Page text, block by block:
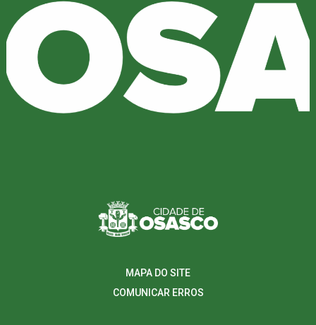
MAPA DO SITE
COMUNICAR ERROS